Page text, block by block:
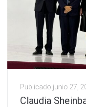
Publicado junio 27,
Claudia